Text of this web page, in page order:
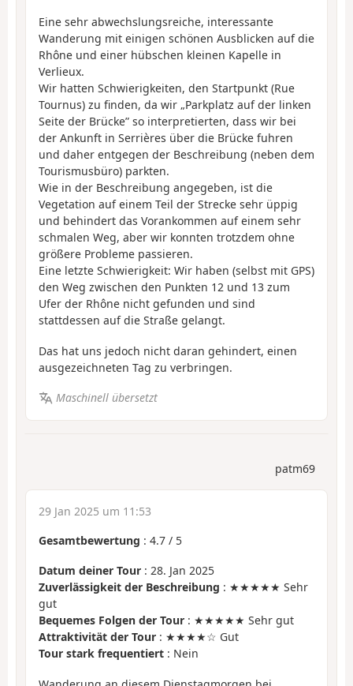
Eine sehr abwechslungsreiche, interessante
Wanderung mit einigen schönen Ausblicken auf die
Rhône und einer hübschen kleinen Kapelle in
Verlieux.
Wir hatten Schwierigkeiten, den Startpunkt (Rue
Tournus) zu finden, da wir „Parkplatz auf der linken
Seite der Brücke” so interpretierten, dass wir bei
der Ankunft in Serrières über die Brücke fuhren
und daher entgegen der Beschreibung (neben dem
Tourismusbüro) parkten.
Wie in der Beschreibung angegeben, ist die
Vegetation auf einem Teil der Strecke sehr üppig
und behindert das Vorankommen auf einem sehr
schmalen Weg, aber wir konnten trotzdem ohne
größere Probleme passieren.
Eine letzte Schwierigkeit: Wir haben (selbst mit GPS)
den Weg zwischen den Punkten 12 und 13 zum
Ufer der Rhône nicht gefunden und sind
stattdessen auf die Straße gelangt.
Das hat uns jedoch nicht daran gehindert, einen
ausgezeichneten Tag zu verbringen.
Maschinell übersetzt
patm69
29 Jan 2025 um 11:53
Gesamtbewertung : 4.7 / 5
Datum deiner Tour : 28. Jan 2025
Zuverlässigkeit der Beschreibung : ★★★★★ Sehr
gut
Bequemes Folgen der Tour : ★★★★★ Sehr gut
Attraktivität der Tour : ★★★★☆ Gut
Tour stark frequentiert : Nein